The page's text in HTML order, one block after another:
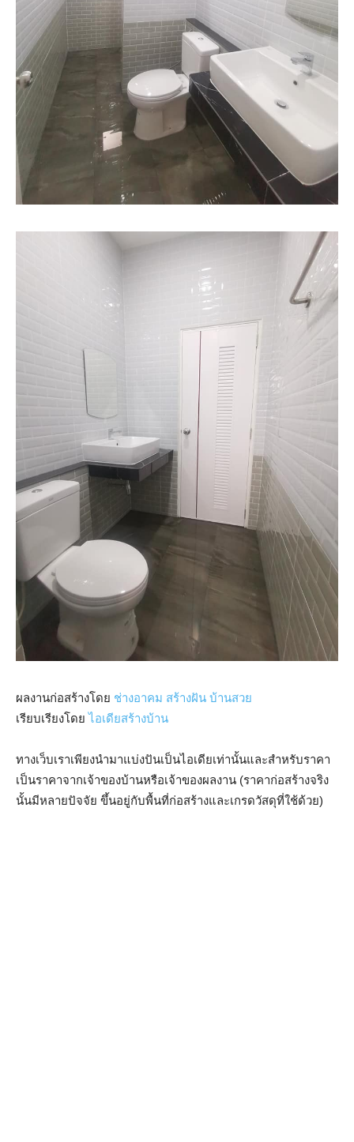
ผลงานก่อสร้างโดย ช่างอาคม สร้างฝัน บ้านสวย
เรียบเรียงโดยไอเดียสร้างบ้าน
ทางเว็บเราเพียงนำมาแบ่งปันเป็นไอเดียเท่านั้นและสำหรับราคา
เป็นราคาจากเจ้าของบ้านหรือเจ้าของผลงาน (ราคาก่อสร้างจริง
นั้นมีหลายปัจจัย ขึ้นอยู่กับพื้นที่ก่อสร้างและเกรดวัสดุที่ใช้ด้วย)